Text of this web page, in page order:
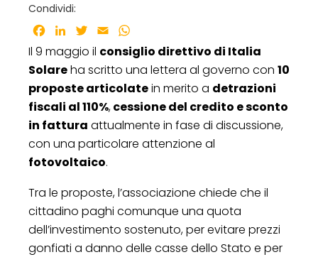
Condividi:
Facebook
LinkedInTwitter
Email
Il 9 maggio il consiglio direttivo di Italia
Solareha scritto una lettera al governo con 10
proposte articolatein merito a detrazioni
fiscali al 110%,cessione del credito e sconto
in fattura attualmente in fase di discussione,
con una particolare attenzione al
fotovoltaico.
Tra le proposte, l’associazione chiede che il
cittadino paghi comunque una quota
dell’investimento sostenuto, per evitare prezzi
gonfiati a danno delle casse dello Stato e per